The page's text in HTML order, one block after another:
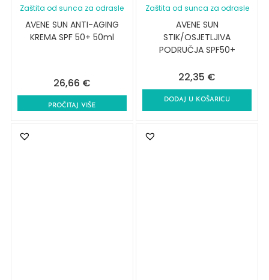
Zaštita od sunca za odrasle
AVENE SUN ANTI-AGING
KREMA SPF 50+ 50ml
26,66 €
PROČITAJ VIŠE
Zaštita od sunca za odrasle
AVENE SUN
STIK/OSJETLJIVA
PODRUČJA SPF50+
22,35 €
DODAJ U KOŠARICU